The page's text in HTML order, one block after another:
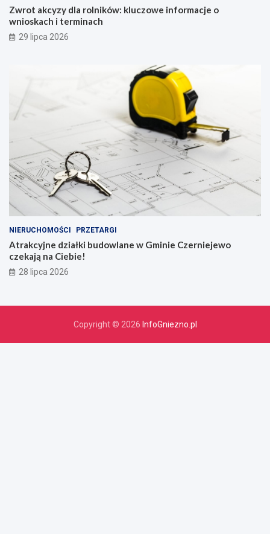
Zwrot akcyzy dla rolników: kluczowe informacje o
wnioskach i terminach
29 lipca 2026
NIERUCHOMOŚCI PRZETARGI
Atrakcyjne działki budowlane w Gminie Czerniejewo
czekają na Ciebie!
28 lipca 2026
Copyright © 2026 InfoGniezno.pl